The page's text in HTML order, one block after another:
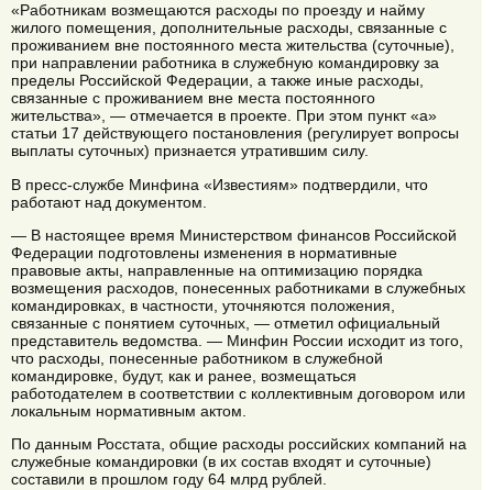
«Работникам возмещаются расходы по проезду и найму
жилого помещения, дополнительные расходы, связанные с
проживанием вне постоянного места жительства (суточные),
при направлении работника в служебную командировку за
пределы Российской Федерации, а также иные расходы,
связанные с проживанием вне места постоянного
жительства», — отмечается в проекте. При этом пункт «а»
статьи 17 действующего постановления (регулирует вопросы
выплаты суточных) признается утратившим силу.
В пресс-службе Минфина «Известиям» подтвердили, что
работают над документом.
— В настоящее время Министерством финансов Российской
Федерации подготовлены изменения в нормативные
правовые акты, направленные на оптимизацию порядка
возмещения расходов, понесенных работниками в служебных
командировках, в частности, уточняются положения,
связанные с понятием суточных, — отметил официальный
представитель ведомства. — Минфин России исходит из того,
что расходы, понесенные работником в служебной
командировке, будут, как и ранее, возмещаться
работодателем в соответствии с коллективным договором или
локальным нормативным актом.
По данным Росстата, общие расходы российских компаний на
служебные командировки (в их состав входят и суточные)
составили в прошлом году 64 млрд рублей.